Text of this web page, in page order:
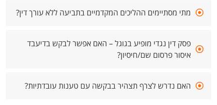
מתי מסתיימים ההליכים המקדמיים בתביעה ללא עורך דין?
פסק דין נגדי מופיע בגוגל – האם אפשר לבקש בדיעבד
איסור פרסום שם/חיסיון?
האם נדרש לצרף תצהיר בבקשה עם טענות עובדתיות?